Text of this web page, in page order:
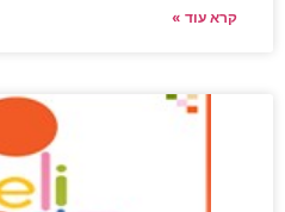
קרא עוד »